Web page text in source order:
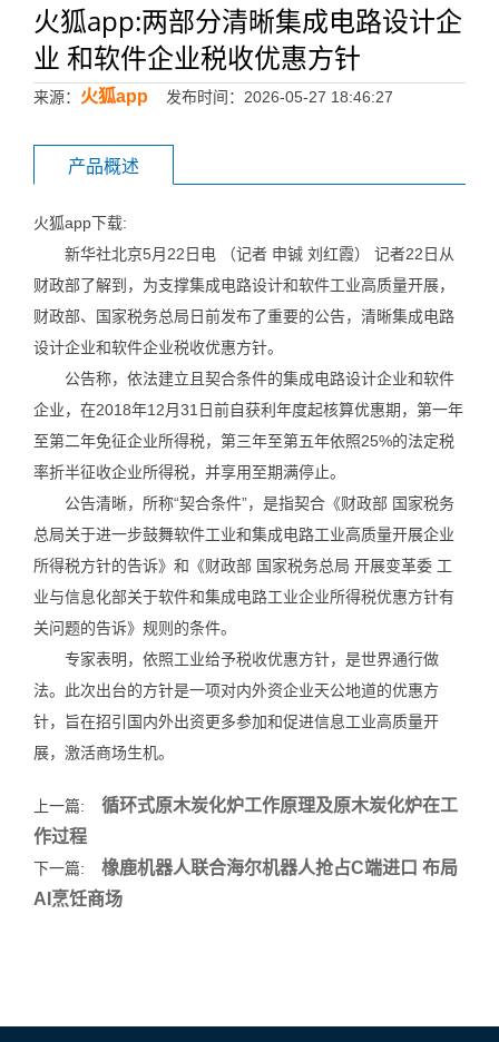
火狐app:两部分清晰集成电路设计企
业 和软件企业税收优惠方针
来源： 火狐app 发布时间：2026-05-27 18:46:27
产品概述
火狐app下载:
新华社北京5月22日电 （记者 申铖 刘红霞） 记者22日从
财政部了解到，为支撑集成电路设计和软件工业高质量开展，
财政部、国家税务总局日前发布了重要的公告，清晰集成电路
设计企业和软件企业税收优惠方针。
公告称，依法建立且契合条件的集成电路设计企业和软件
企业，在2018年12月31日前自获利年度起核算优惠期，第一年
至第二年免征企业所得税，第三年至第五年依照25%的法定税
率折半征收企业所得税，并享用至期满停止。
公告清晰，所称“契合条件”，是指契合《财政部 国家税务
总局关于进一步鼓舞软件工业和集成电路工业高质量开展企业
所得税方针的告诉》和《财政部 国家税务总局 开展变革委 工
业与信息化部关于软件和集成电路工业企业所得税优惠方针有
关问题的告诉》规则的条件。
专家表明，依照工业给予税收优惠方针，是世界通行做
法。此次出台的方针是一项对内外资企业天公地道的优惠方
针，旨在招引国内外出资更多参加和促进信息工业高质量开
展，激活商场生机。
上一篇:
循环式原木炭化炉工作原理及原木炭化炉在工
作过程
下一篇:
橡鹿机器人联合海尔机器人抢占C端进口 布局
AI烹饪商场